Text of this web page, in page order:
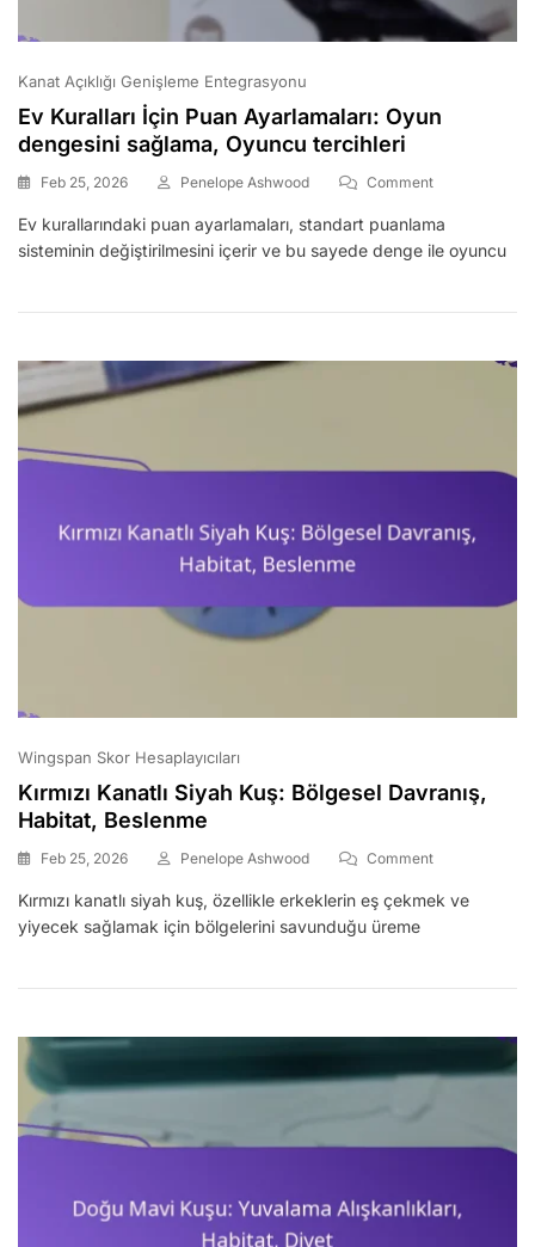
Kanat Açıklığı Genişleme Entegrasyonu
Ev Kuralları İçin Puan Ayarlamaları: Oyun
dengesini sağlama, Oyuncu tercihleri
Feb 25, 2026 Penelope Ashwood CommentOn
Kuralları
İçin
Oyun
Sağlama,
Ev kurallarındaki puan ayarlamaları, standart puanlama
sisteminin değiştirilmesini içerir ve bu sayede denge ile oyuncu
Wingspan Skor Hesaplayıcıları
Kırmızı Kanatlı Siyah Kuş: Bölgesel Davranış,
Habitat, Beslenme
Feb 25, 2026 Penelope Ashwood CommentOn
Kanatlı
Davranış,
Beslenme
Kırmızı kanatlı siyah kuş, özellikle erkeklerin eş çekmek ve
yiyecek sağlamak için bölgelerini savunduğu üreme